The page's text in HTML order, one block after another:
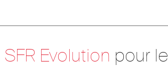
SFR Evolution pour le